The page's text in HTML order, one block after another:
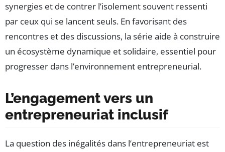
synergies et de contrer l’isolement souvent ressenti
par ceux qui se lancent seuls. En favorisant des
rencontres et des discussions, la série aide à construire
un écosystème dynamique et solidaire, essentiel pour
progresser dans l’environnement entrepreneurial.
L’engagement vers un
entrepreneuriat inclusif
La question des inégalités dans l’entrepreneuriat est